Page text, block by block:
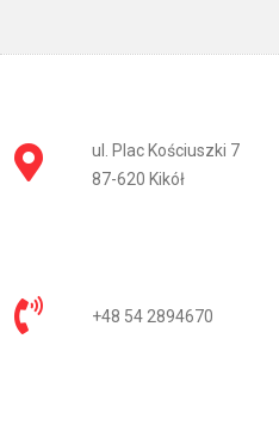
ul. Plac Kościuszki 7
87-620 Kikół
+48 54 2894670